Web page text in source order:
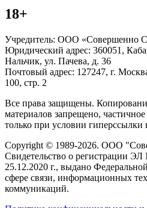
18+
Учредитель: ООО «Совершенно
Юридический адрес: 360051,
Нальчик, ул. Пачева, д. 36
Почтовый адрес: 127247, г.
100, стр. 2
Все права защищены.
материалов запрещено,
только при условии гиперссылки
Copyright © 1989-2026. ООО
Свидетельство о регистрации
25.12.2020 г., выдано
сфере связи, информационных
коммуникаций.